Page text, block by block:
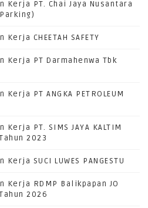
Kerja PT. Chai Jaya Nusantara
Kerja CHEETAH SAFETY
Kerja PT Darmahenwa Tbk
Kerja PT ANGKA PETROLEUM
Kerja PT. SIMS JAYA KALTIM
2023
Kerja SUCI LUWES PANGESTU
Kerja RDMP Balikpapan JO
2026